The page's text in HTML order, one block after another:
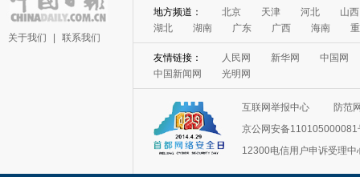
关于我们 联系我们
地方频道： 北京 天津 河北
山西
湖北
湖南 广东 广西 海南
友情链接： 人民网 新华网
中国网
中国新闻网
光明网
互联网举报中心
防范
京公网安备110105000081
12300电信用户申诉受理中